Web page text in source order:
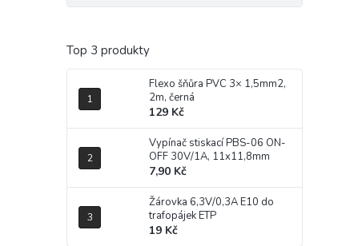
Top 3 produkty
Flexo šňůra PVC 3× 1,5mm2,
2m, černá
129 Kč
Vypínač stiskací PBS-06 ON-
OFF 30V/1A, 11x11,8mm
7,90 Kč
Žárovka 6,3V/0,3A E10 do
trafopájek ETP
19 Kč